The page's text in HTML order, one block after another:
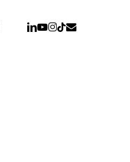
linkedin
youtube
instagram
tiktokemail